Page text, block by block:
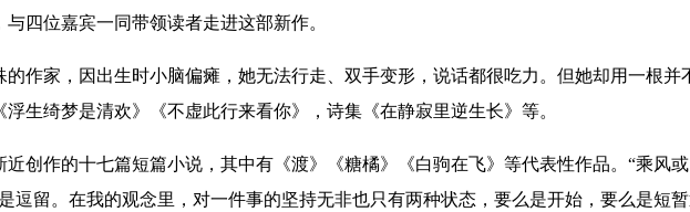
四位嘉宾一同带领读者走进这部新作。
家，因出生时小脑偏瘫，她无法行走、双手变形，说话都很吃力。但她却用一根并
生绮梦是清欢》《不虚此行来看你》，诗集《在静寂里逆生长》等。
作的十七篇短篇小说，其中有《渡》《糖橘》《白驹在飞》等代表性作品。“乘风
逗留。在我的观念里，对一件事的坚持无非也只有两种状态，要么是开始，要么是短